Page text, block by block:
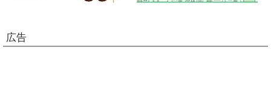
広告